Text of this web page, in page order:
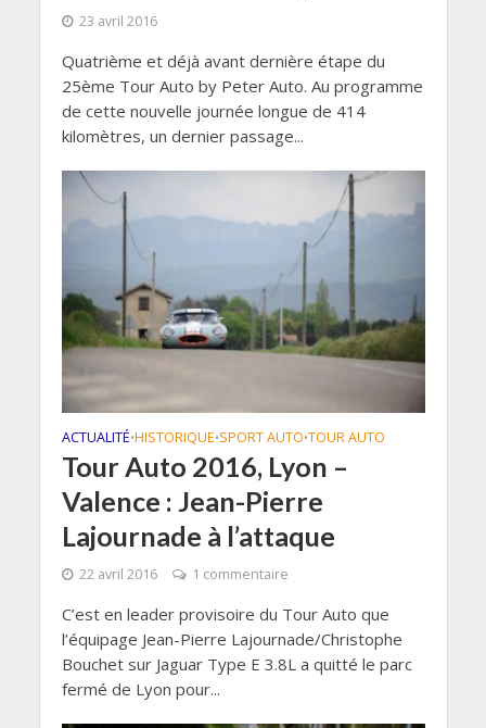
23 avril 2016
Quatrième et déjà avant dernière étape du
25ème Tour Auto by Peter Auto. Au programme
de cette nouvelle journée longue de 414
kilomètres, un dernier passage...
ACTUALITÉ•HISTORIQUE•SPORT AUTO•TOUR AUTO
Tour Auto 2016, Lyon –
Valence : Jean-Pierre
Lajournade à l’attaque
22 avril 2016 1 commentaire
C’est en leader provisoire du Tour Auto que
l’équipage Jean-Pierre Lajournade/Christophe
Bouchet sur Jaguar Type E 3.8L a quitté le parc
fermé de Lyon pour...